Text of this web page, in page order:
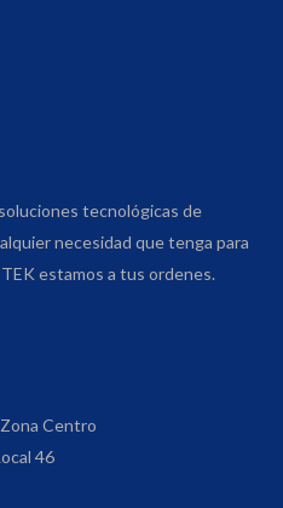
tecnológicas de
necesidad que tenga para
estamos a tus ordenes.
Zona Centro
46